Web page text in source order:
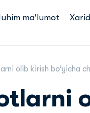
ma'lumot
olib kirish bo‘yicha